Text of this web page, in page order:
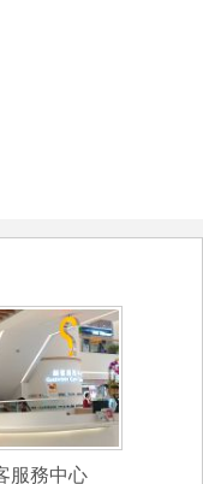
服務中心